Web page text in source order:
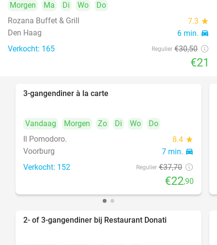
Morgen Ma Di Wo
Do
Rozana Buffet & Grill
7.3 star
Den Haag 6 min. directions_car
Verkocht: 165 Regulier €30,50
€21
3-gangendiner à la carte
Vandaag Morgen Zo Di Wo
Do
Il Pomodoro.
8.4 star
Voorburg 7 min. directions_car
Verkocht: 152 Regulier €37,70
€22,90
2- of 3-gangendiner bij Restaurant Donati